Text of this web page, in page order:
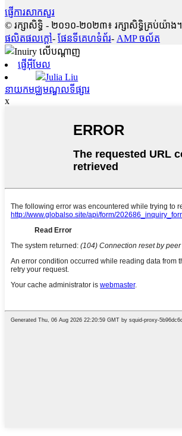
ផ្ញើការសាកសួរ
© រក្សាសិទ្ធិ - ២០១០-២០២៣៖ រក្សាសិទ្ធិគ្រប់យ៉ាង។
ផលិតផលក្តៅ- ផែនទីគេហទំព័រ- AMP ចល័ត
ផ្ញើអ៊ីមែល
Julia Liu
នាយកមជ្ឈមណ្ឌលទីផ្សារ
x